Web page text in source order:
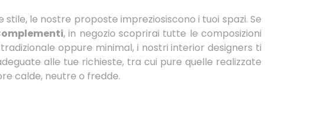
le nostre proposte impreziosiscono i tuoi spazi. Se
, in negozio scoprirai tutte le composizioni
oppure minimal, i nostri interior designers ti
alle tue richieste, tra cui pure quelle realizzate
calde, neutre o fredde.